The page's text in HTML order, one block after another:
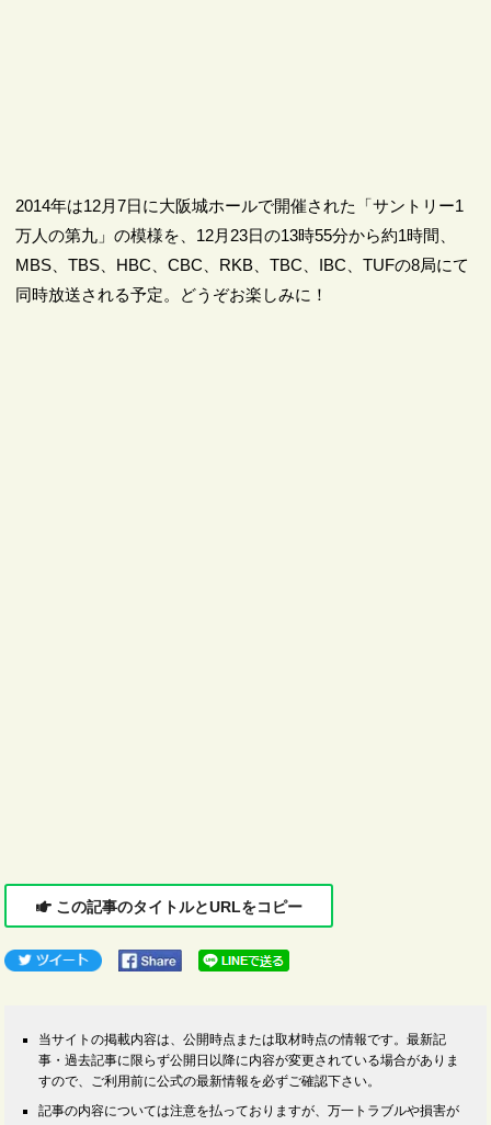
2014年は12月7日に大阪城ホールで開催された「サントリー1
万人の第九」の模様を、12月23日の13時55分から約1時間、
MBS、TBS、HBC、CBC、RKB、TBC、IBC、TUFの8局にて
同時放送される予定。どうぞお楽しみに！
この記事のタイトルとURLをコピー
当サイトの掲載内容は、公開時点または取材時点の情報です。最新記
事・過去記事に限らず公開日以降に内容が変更されている場合がありま
すので、ご利用前に公式の最新情報を必ずご確認下さい。
記事の内容については注意を払っておりますが、万一トラブルや損害が